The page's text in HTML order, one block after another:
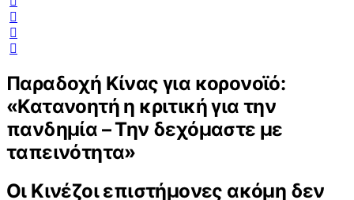
Παραδοχή Κίνας για κορονοϊό:
«Κατανοητή η κριτική για την
πανδημία – Την δεχόμαστε με
ταπεινότητα»
Οι Κινέζοι επιστήμονες ακόμη δεν